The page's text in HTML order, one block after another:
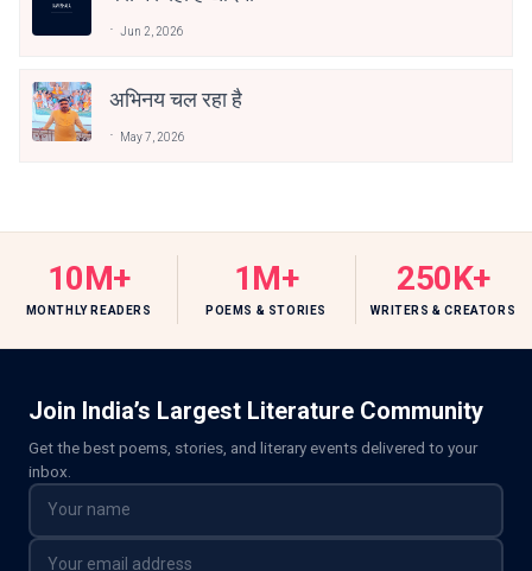
Jun 2, 2026
अभिनय चल रहा है
May 7, 2026
10M+
MONTHLY READERS
1M+
POEMS & STORIES
250K+
WRITERS & CREATORS
Join India’s Largest Literature Community
Get the best poems, stories, and literary events delivered to your
inbox.